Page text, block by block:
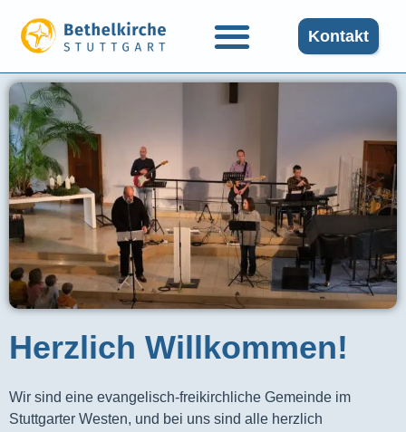
Kontakt
Herzlich Willkommen!
Wir sind eine evangelisch-freikirchliche Gemeinde im
Stuttgarter Westen, und bei uns sind alle herzlich